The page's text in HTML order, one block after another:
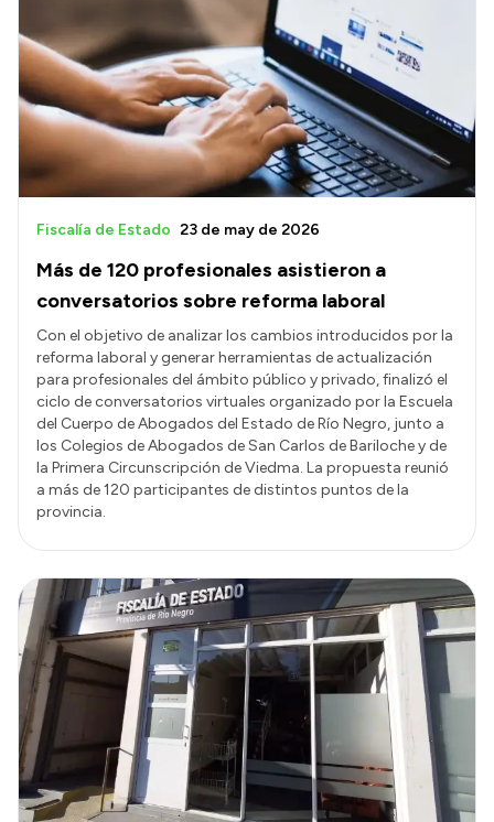
Más de 120 profesionales asistieron a
conversatorios sobre reforma laboral
Fiscalía de Estado 23 de may de 2026
Con el objetivo de analizar los cambios introducidos por la
reforma laboral y generar herramientas de actualización
para profesionales del ámbito público y privado, finalizó el
ciclo de conversatorios virtuales organizado por la Escuela
del Cuerpo de Abogados del Estado de Río Negro, junto a
los Colegios de Abogados de San Carlos de Bariloche y de
la Primera Circunscripción de Viedma. La propuesta reunió
a más de 120 participantes de distintos puntos de la
provincia.